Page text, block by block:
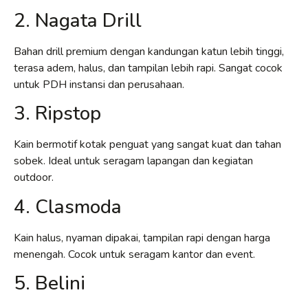
2. Nagata Drill
Bahan drill premium dengan kandungan katun lebih tinggi,
terasa adem, halus, dan tampilan lebih rapi. Sangat cocok
untuk PDH instansi dan perusahaan.
3. Ripstop
Kain bermotif kotak penguat yang sangat kuat dan tahan
sobek. Ideal untuk seragam lapangan dan kegiatan
outdoor.
4. Clasmoda
Kain halus, nyaman dipakai, tampilan rapi dengan harga
menengah. Cocok untuk seragam kantor dan event.
5. Belini